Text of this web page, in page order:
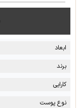
ابعاد
برند
کارایی
نوع پوست